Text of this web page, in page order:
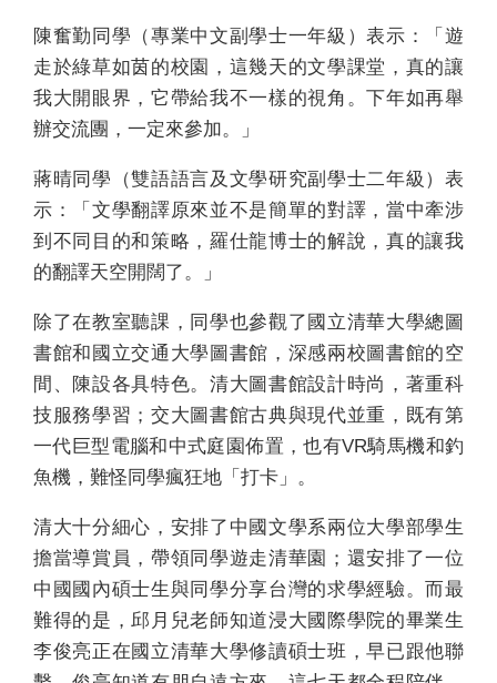
陳奮勤同學（專業中文副學士一年級）表示：「遊
走於綠草如茵的校園，這幾天的文學課堂，真的讓
我大開眼界，它帶給我不一樣的視角。下年如再舉
辦交流團，一定來參加。」
蔣晴同學（雙語語言及文學研究副學士二年級）表
示：「文學翻譯原來並不是簡單的對譯，當中牽涉
到不同目的和策略，羅仕龍博士的解說，真的讓我
的翻譯天空開闊了。」
除了在教室聽課，同學也參觀了國立清華大學總圖
書館和國立交通大學圖書館，深感兩校圖書館的空
間、陳設各具特色。清大圖書館設計時尚，著重科
技服務學習；交大圖書館古典與現代並重，既有第
一代巨型電腦和中式庭園佈置，也有VR騎馬機和釣
魚機，難怪同學瘋狂地「打卡」。
清大十分細心，安排了中國文學系兩位大學部學生
擔當導賞員，帶領同學遊走清華園；還安排了一位
中國國內碩士生與同學分享台灣的求學經驗。而最
難得的是，邱月兒老師知道浸大國際學院的畢業生
李俊亮正在國立清華大學修讀碩士班，早已跟他聯